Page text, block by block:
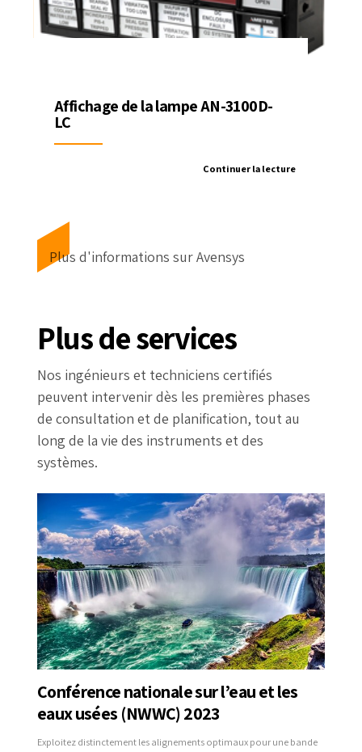
Affichage de la lampe AN-3100D-
LC
Continuer la lecture
Plus d'informations sur Avensys
Plus de services
Nos ingénieurs et techniciens certifiés
peuvent intervenir dès les premières phases
de consultation et de planification, tout au
long de la vie des instruments et des
systèmes.
Conférence nationale sur l’eau et les
eaux usées (NWWC) 2023
Exploitez distinctement les alignements optimaux pour une bande